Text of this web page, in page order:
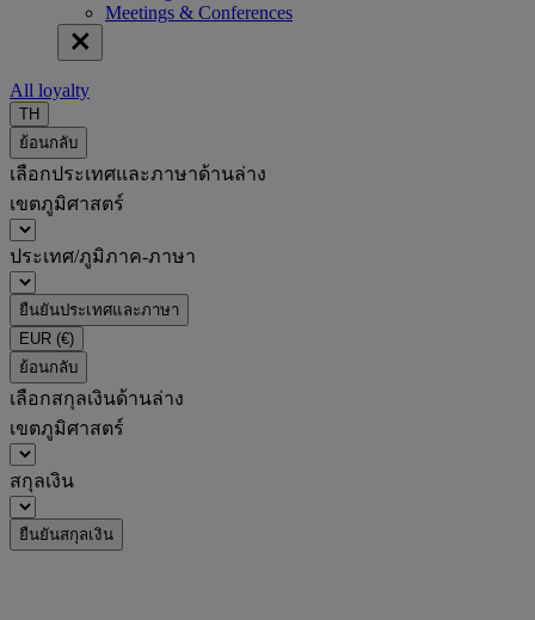
Meetings & Conferences
All loyalty
TH
ย้อนกลับ
เลือกประเทศและภาษาด้านล่าง
เขตภูมิศาสตร์
ประเทศ/ภูมิภาค-ภาษา
ยืนยันประเทศและภาษา
EUR (€)
ย้อนกลับ
เลือกสกุลเงินด้านล่าง
เขตภูมิศาสตร์
สกุลเงิน
ยืนยันสกุลเงิน